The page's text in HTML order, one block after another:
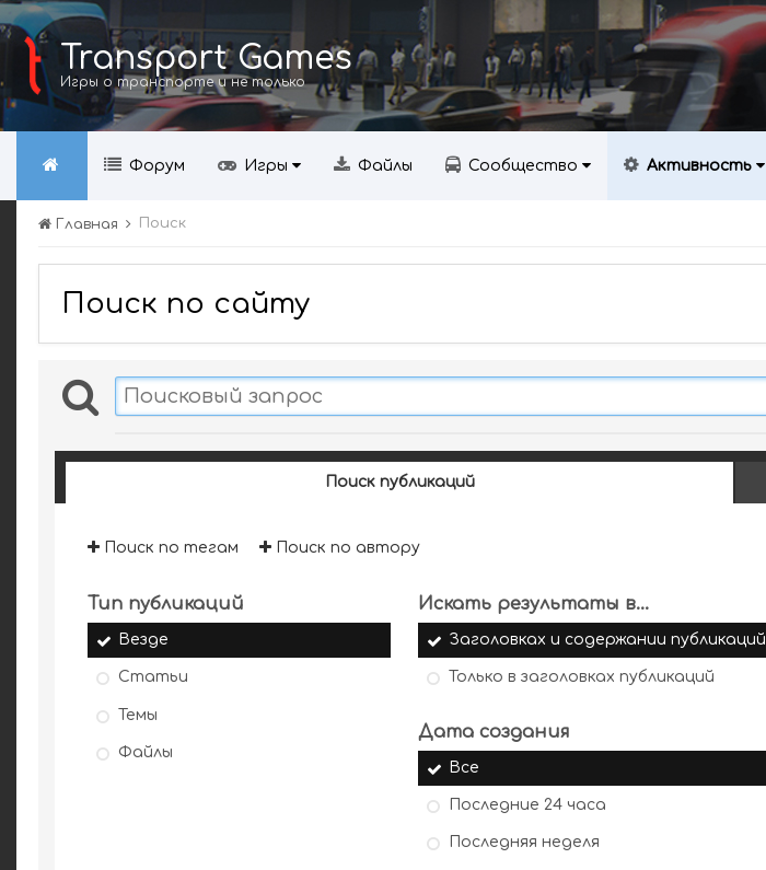
Transport Games
Игры о транспорте и не только
Форум Игры Файлы Сообщество Активность
Главная Поиск
Поиск по сайту
Поиск публикаций
Поиск по тегам Поиск по автору
Тип публикаций
Везде
Статьи
Темы
Файлы
Искать результаты в...
Заголовках и содержании публикаций
Только в заголовках публикаций
Дата создания
Все
Последние 24 часа
Последняя неделя